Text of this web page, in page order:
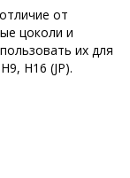
от
цоколи и
их для
H16 (JP).